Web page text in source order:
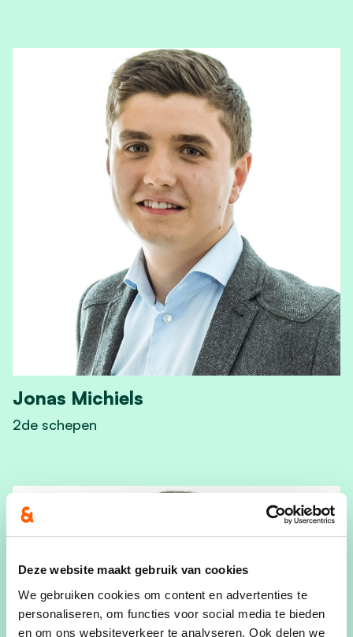
Deze website maakt gebruik van cookies
We gebruiken cookies om content en advertenties te
personaliseren, om functies voor social media te bieden
en om ons websiteverkeer te analyseren. Ook delen we
Jonas Michiels
2de schepen